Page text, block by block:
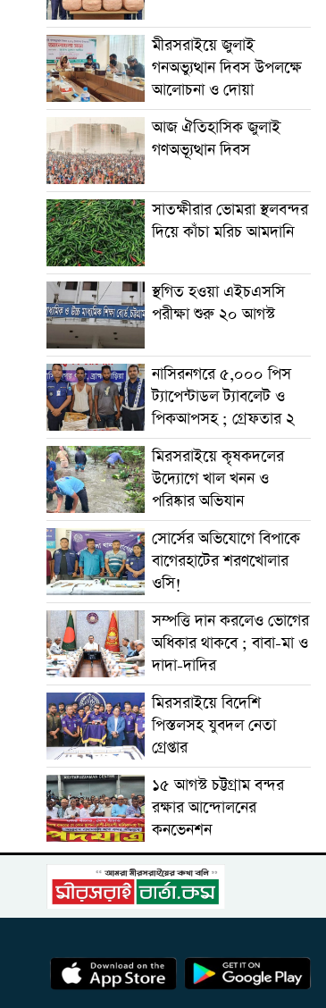
মীরসরাইয়ে জুলাই
গনঅভ্যুত্থান দিবস উপলক্ষে
আলোচনা ও দোয়া
আজ ঐতিহাসিক জুলাই
গণঅভ্যূত্থান দিবস
সাতক্ষীরার ভোমরা স্থলবন্দর
দিয়ে কাঁচা মরিচ আমদানি
স্থগিত হওয়া এইচএসসি
পরীক্ষা শুরু ২০ আগস্ট
নাসিরনগরে ৫,০০০ পিস
ট্যাপেন্টাডল ট্যাবলেট ও
পিকআপসহ ; গ্রেফতার ২
মিরসরাইয়ে কৃষকদলের
উদ্যোগে খাল খনন ও
পরিষ্কার অভিযান
সোর্সের অভিযোগে বিপাকে
বাগেরহাটের শরণখোলার
ওসি!
সম্পত্তি দান করলেও ভোগের
অধিকার থাকবে ; বাবা-মা ও
দাদা-দাদির
মিরসরাইয়ে বিদেশি
পিস্তলসহ যুবদল নেতা
গ্রেপ্তার
১৫ আগস্ট চট্টগ্রাম বন্দর
রক্ষার আন্দোলনের
কনভেনশন